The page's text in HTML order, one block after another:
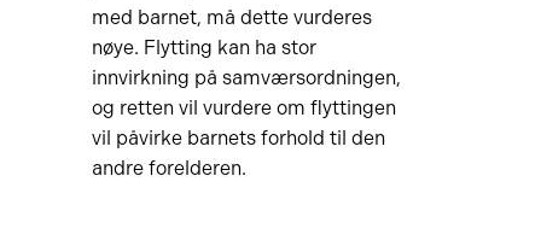
med barnet, må dette vurderes
nøye. Flytting kan ha stor
innvirkning på samværsordningen,
og retten vil vurdere om flyttingen
vil påvirke barnets forhold til den
andre forelderen.